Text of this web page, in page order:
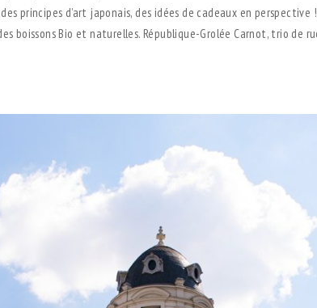
principes d’art japonais, des idées de cadeaux en
boissons Bio et naturelles. République-Grolée Carnot, trio